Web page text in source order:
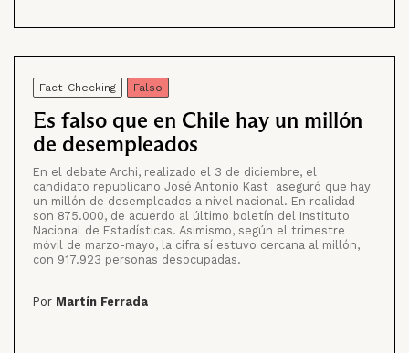
Fact-Checking Falso
Es falso que en Chile hay un millón
de desempleados
En el debate Archi, realizado el 3 de diciembre, el
candidato republicano José Antonio Kast aseguró que hay
un millón de desempleados a nivel nacional. En realidad
son 875.000, de acuerdo al último boletín del Instituto
Nacional de Estadísticas. Asimismo, según el trimestre
móvil de marzo-mayo, la cifra sí estuvo cercana al millón,
con 917.923 personas desocupadas.
Por Martín Ferrada